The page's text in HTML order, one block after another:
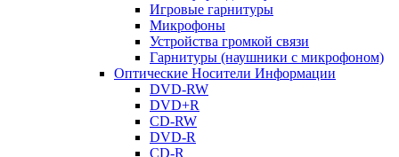
Игровые гарнитуры
Микрофоны
Устройства громкой связи
Гарнитуры (наушники с микрофоном)
Оптические Носители Информации
DVD-RW
DVD+R
CD-RW
DVD-R
CD-R